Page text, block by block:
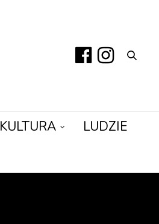
KULTURA LUDZIE